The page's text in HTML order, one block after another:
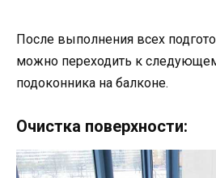
После выполнения всех
можно переходить к
подоконника на балконе.
Очистка поверхности: